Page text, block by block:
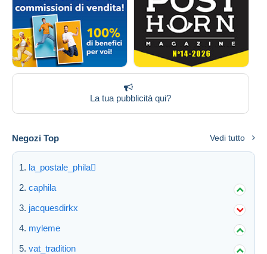
La tua pubblicità qui?
Negozi Top Vedi tutto
la_postale_phila
caphila
jacquesdirkx
myleme
vat_tradition